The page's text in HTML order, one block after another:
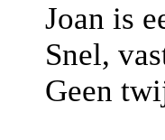
Joan is
Snel,
Geen